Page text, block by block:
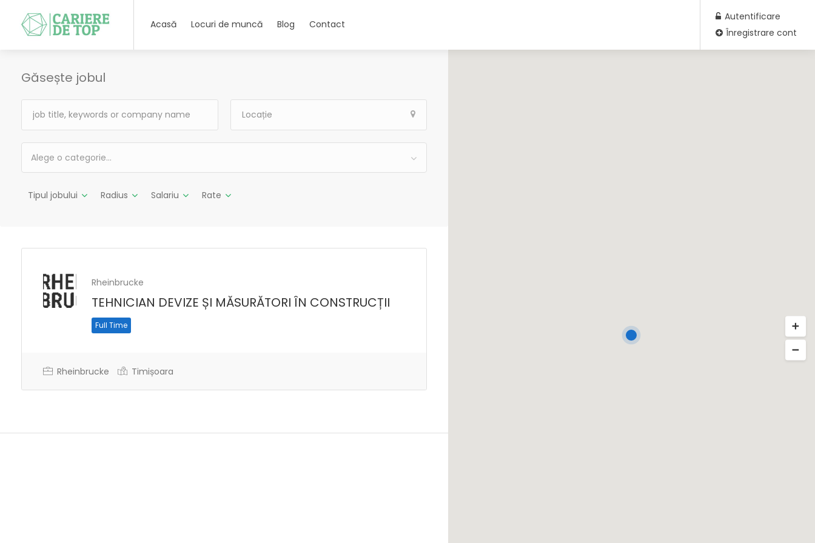
Acasă Locuri de muncă Blog Contact
Autentificare
Înregistrare cont
Găsește jobul
Alege o categorie…
Tipul jobului Radius Salariu Rate
Rheinbrucke
TEHNICIAN DEVIZE ȘI MĂSURĂTORI ÎN CONSTRUCȚII
Full Time
Rheinbrucke Timișoara